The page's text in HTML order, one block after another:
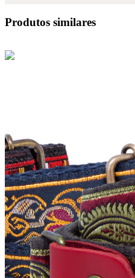
Produtos similares